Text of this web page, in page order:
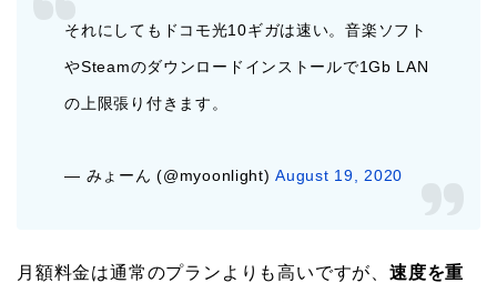
それにしてもドコモ光10ギガは速い。音楽ソフト
やSteamのダウンロードインストールで1Gb LAN
の上限張り付きます。
— みょーん (@myoonlight)August 19, 2020
月額料金は通常のプランよりも高いですが、 速度を重